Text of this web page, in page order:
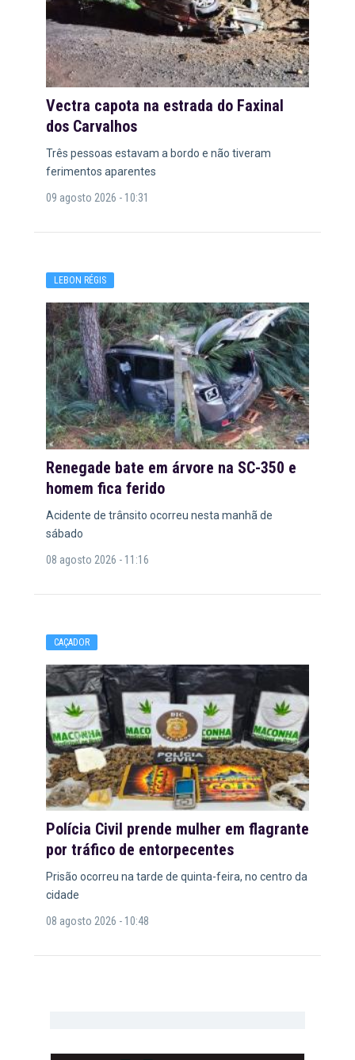
Vectra capota na estrada do Faxinal
dos Carvalhos
Três pessoas estavam a bordo e não tiveram
ferimentos aparentes
09 agosto 2026 - 10:31
LEBON RÉGIS
Renegade bate em árvore na SC-350 e
homem fica ferido
Acidente de trânsito ocorreu nesta manhã de
sábado
08 agosto 2026 - 11:16
CAÇADOR
Polícia Civil prende mulher em flagrante
por tráfico de entorpecentes
Prisão ocorreu na tarde de quinta-feira, no centro da
cidade
08 agosto 2026 - 10:48